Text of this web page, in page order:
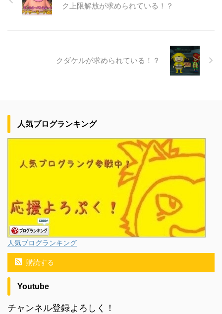
ク上限解放が求められている！？
クダケルが求められている！？
人気ブログランキング
人気ブログランキング
購読する
Youtube
チャンネル登録よろしく！